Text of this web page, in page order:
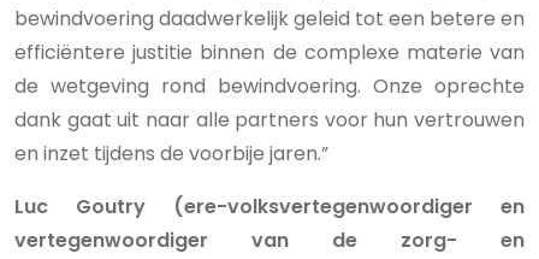
bewindvoering daadwerkelijk geleid tot een betere en
efficiëntere justitie binnen de complexe materie van
de wetgeving rond bewindvoering. Onze oprechte
dank gaat uit naar alle partners voor hun vertrouwen
en inzet tijdens de voorbije jaren.”
Luc Goutry (ere-volksvertegenwoordiger en
vertegenwoordiger van de zorg- en